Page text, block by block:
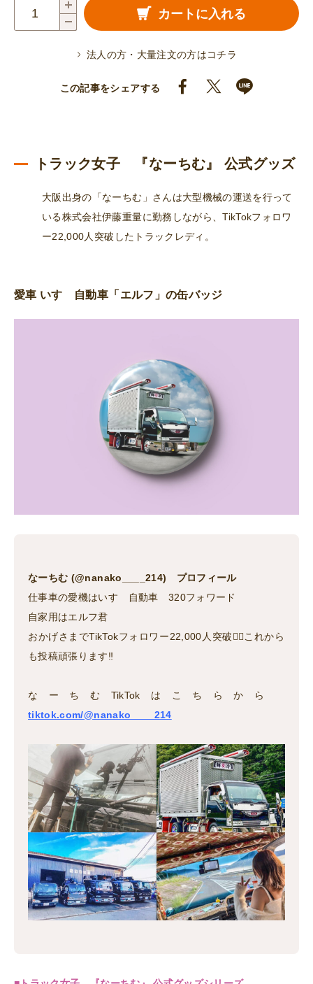
（A-
カートに入れる
法人の方・大量注文の方はコチラ
この記事をシェアする
トラック女子 『なーちむ』 公式グッズ
大阪出身の「なーちむ」さんは大型機械の運送を行って
いる株式会社伊藤重量に勤務しながら、TikTokフォロワ
ー22,000人突破したトラックレディ。
愛車 いすゞ自動車「エルフ」の缶バッジ
なーちむ (@nanako____214) プロフィール
仕事車の愛機はいすゞ自動車 320フォワード
自家用はエルフ君
おかげさまでTikTokフォロワー22,000人突破🙆‍♀️これから
も投稿頑張ります‼︎
なーちむTikTokはこちらから
tiktok.com/@nanako____214